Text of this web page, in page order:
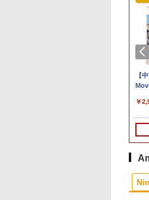
ーン
イ
【
品
専
ロ
ラ
【
￥